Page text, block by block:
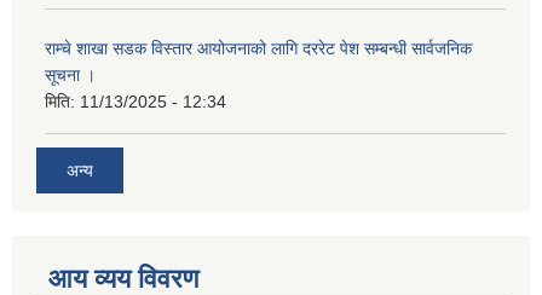
राम्चे शाखा सडक विस्तार आयोजनाको लागि दररेट पेश सम्बन्धी सार्वजनिक
सूचना ।
मिति: 11/13/2025 - 12:34
अन्य
आय व्यय विवरण